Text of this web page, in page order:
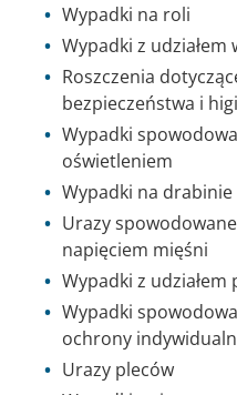
Wypadki na roli
Wypadki z udziałem
Roszczenia
bezpieczeństwa i
Wypadki
oświetleniem
Wypadki na drabinie
Urazy
napięciem mięśni
Wypadki z udziałem
Wypadki
ochrony
Urazy pleców